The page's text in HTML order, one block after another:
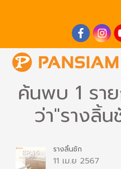
ค้นพบ 1 รา
ว่า"รางลิ้
รางลิ้นชัก
11 เม.ย 2567